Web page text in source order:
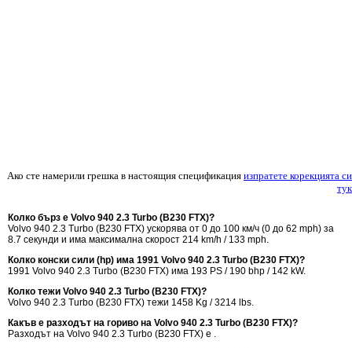
Ако сте намерили грешка в настоящия спецификация изпратете корекцията си
тук
Колко бърз е Volvo 940 2.3 Turbo (B230 FTX)?
Volvo 940 2.3 Turbo (B230 FTX) ускорява от 0 до 100 км/ч (0 до 62 mph) за
8.7 секунди и има максимална скорост 214 km/h / 133 mph.
Колко конски сили (hp) има 1991 Volvo 940 2.3 Turbo (B230 FTX)?
1991 Volvo 940 2.3 Turbo (B230 FTX) има 193 PS / 190 bhp / 142 kW.
Колко тежи Volvo 940 2.3 Turbo (B230 FTX)?
Volvo 940 2.3 Turbo (B230 FTX) тежи 1458 Kg / 3214 lbs.
Какъв е разходът на гориво на Volvo 940 2.3 Turbo (B230 FTX)?
Разходът на Volvo 940 2.3 Turbo (B230 FTX) е .